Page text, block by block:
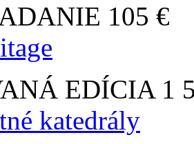
105 €
EDÍCIA 1
katedrály